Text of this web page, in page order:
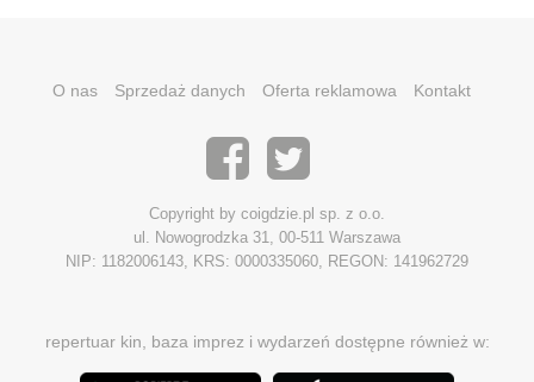
O nas Sprzedaż danych Oferta reklamowa Kontakt
Copyright by coigdzie.pl sp. z o.o.
ul. Nowogrodzka 31, 00-511 Warszawa
NIP: 1182006143, KRS: 0000335060, REGON: 141962729
repertuar kin, baza imprez i wydarzeń dostępne również w: